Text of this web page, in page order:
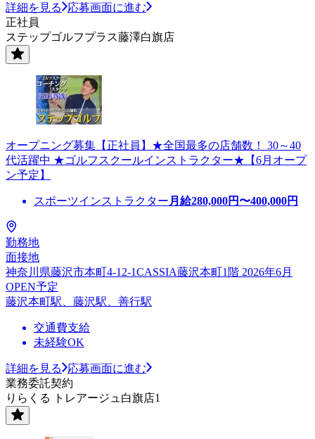
詳細を見る
応募画面に進む
正社員
ステップゴルフプラス藤澤白旗店
オープニング募集【正社員】★全国最多の店舗数！ 30～40
代活躍中 ★ゴルフスクールインストラクター★【6月オープ
ン予定】
スポーツインストラクター 月給280,000円〜400,000円
勤務地
面接地
神奈川県藤沢市本町4-12-1CASSIA藤沢本町1階 2026年6月
OPEN予定
藤沢本町駅、藤沢駅、善行駅
交通費支給
未経験OK
詳細を見る
応募画面に進む
業務委託契約
りらくる トレアージュ白旗店1